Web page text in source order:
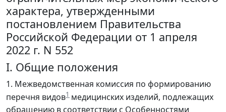
характера, утвержденными
постановлением Правительства
Российской Федерации от 1 апреля
2022 г. N 552
I. Общие положения
1. Межведомственная комиссия по формированию
перечня видов1 медицинских изделий, подлежащих
обращению в соответствии с Особенностями